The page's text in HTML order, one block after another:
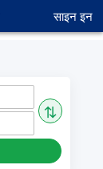
साइन इन
⇅